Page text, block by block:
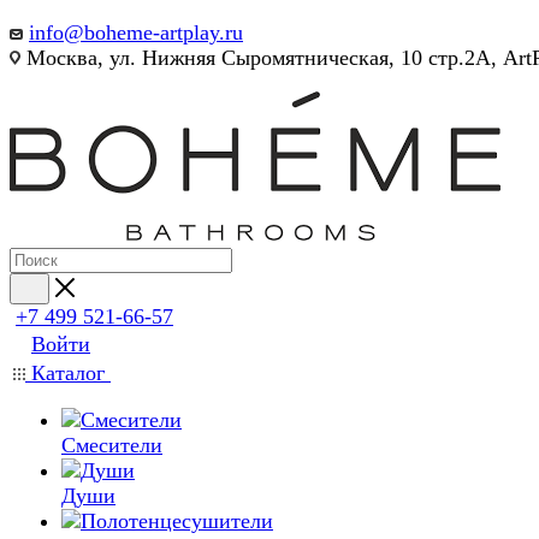
info@boheme-artplay.ru
Москва, ул. Нижняя Сыромятническая, 10 стр.2А,
+7 499 521-66-57
Войти
Каталог
Смесители
Души